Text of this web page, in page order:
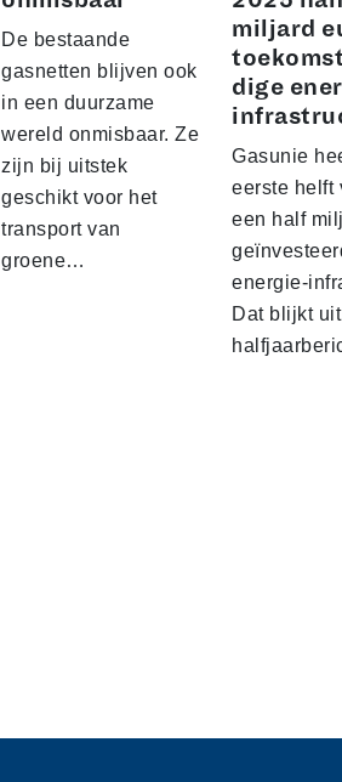
De bestaande
gasnetten blijven ook
in een duurzame
wereld onmisbaar. Ze
zijn bij uitstek
geschikt voor het
transport van
groene…
miljard
dige
Gasunie
eerste helft
een half
energie-
Dat blijkt